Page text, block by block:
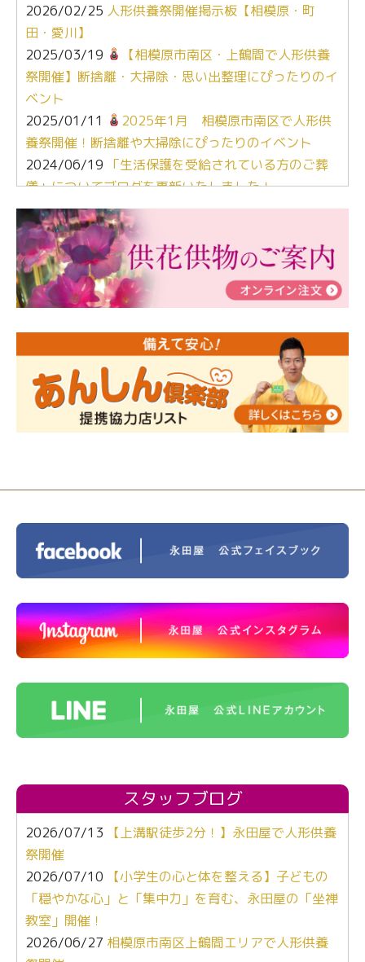
2026/02/25 人形供養祭開催掲示板【相模原・町
田・愛川】
2025/03/19
【相模原市南区・上鶴間で人形供養
祭開催】断捨離・大掃除・思い出整理にぴったりのイ
ベント
2025/01/11
2025年1月 相模原市南区で人形供
養祭開催！断捨離や大掃除にぴったりのイベント
2024/06/19 「生活保護を受給されている方のご葬
儀」についてブログを更新いたしました！
2024/03/06【終活なるほど教室】「マンガで学
ぶ！はじめてのお葬式」小さな家族葬ハウス®町田成
瀬 ご参加ありがとうございました！
2024/01/19令和6年能登半島地震災害の寄付のご報
告
人形供養 寄付のご報告
2023/12/16終活なるほど教室＠小さな家族葬ハウ
ス®上鶴間 エンディングノートを書いてみよう！
2023/11/29 永田屋創業110周年記念式典 レンブラ
ントホテル東京町田
スタッフブログ
2026/07/13
【上溝駅徒歩2分！】永田屋で人形供養
祭開催
2026/07/10
【小学生の心と体を整える】子どもの
「穏やかな心」と「集中力」を育む、永田屋の「坐禅
教室」開催！
2026/06/27 相模原市南区上鶴間エリアで人形供養